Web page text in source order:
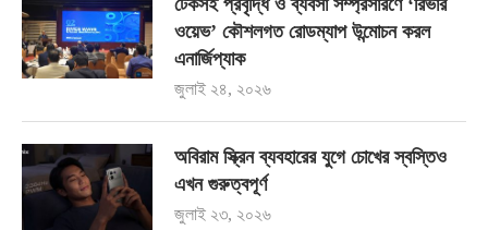
ওয়েভ’ কৌশলগত রোডম্যাপ উন্মোচন করল
এনার্জিপ্যাক
জুলাই ২৪, ২০২৬
অবিরাম স্ক্রিন ব্যবহারের যুগে চোখের স্বস্তিও
এখন গুরুত্বপূর্ণ
জুলাই ২৩, ২০২৬